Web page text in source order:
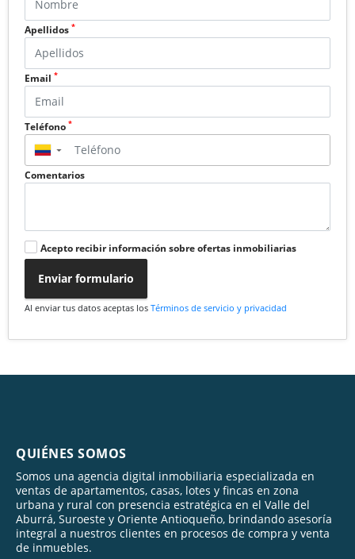
Apellidos *
Email *
Teléfono *
▼
Comentarios
Acepto recibir información sobre ofertas inmobiliarias
Enviar formulario
Al enviar tus datos aceptas los Términos de servicio y privacidad
QUIÉNES SOMOS
Somos una agencia digital inmobiliaria especializada en
ventas de apartamentos, casas, lotes y fincas en zona
urbana y rural con presencia estratégica en el Valle del
Aburrá, Suroeste y Oriente Antioqueño, brindando asesoría
integral a nuestros clientes en procesos de compra y venta
de inmuebles.